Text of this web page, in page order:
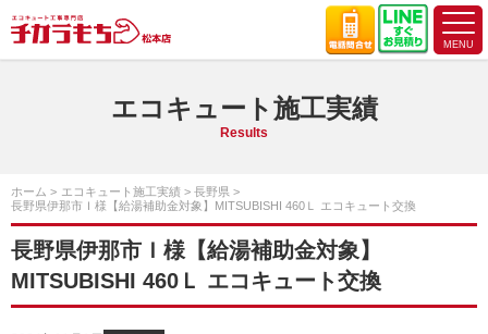
エコキュート施工実績
Results
ホーム エコキュート施工実績
長野県
長野県伊那市Ｉ様【給湯補助金対象】MITSUBISHI 460Ｌ エコキュート交換
長野県伊那市Ｉ様【給湯補助金対象】
MITSUBISHI 460Ｌ エコキュート交換